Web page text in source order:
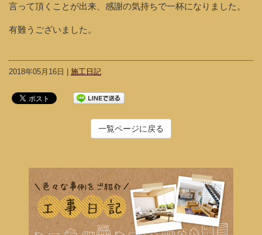
言って頂くことが出来、感謝の気持ちで一杯になりました。
有難うございました。
2018年05月16日 | 施工日記
一覧ページに戻る